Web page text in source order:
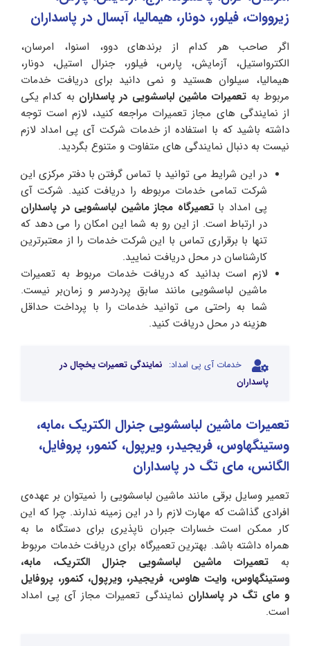
زیرووات، فیلور، دونار، هیمالیا، آبسال در پاسداران
اگر صاحب هر کدام از برندهای دوو، اسنوا، امرسان،
الکترواستیل، آزمایش، پارس، فیلور، جنرال استیل، دونار،
هیمالیا، سیلوان هستید و نمی دانید برای دریافت خدمات
مربوط به تعمیرات ماشین لباسشویی در پاسداران به کدام یکی
از نمایندگی های مجاز تعمیرات مراجعه کنید، لازم است توجه
داشته باشید که با استفاده از خدمات شرکت آی پی امداد لازم
نیست به دنبال نمایندگی های متفاوت و متنوع بگردید.
در این شرایط می توانید با تماس گرفتن با دفتر مرکزی این
شرکت تمامی خدمات مربوطه را دریافت کنید. شرکت آی
پی امداد باتعمیرگاه مجاز ماشین لباسشویی در پاسداران
در ارتباط است. از این رو به شما این امکان را می دهد که
تنها با برقراری تماس با این شرکت خدمات را از معتبرترین
کارشناسان در محل دریافت نمایید.
لازم است بدانید که دریافت خدمات مربوط به تعمیرات
ماشین لباسشویی مانند سابق پردردسر و زمان‌بر نیست.
شما به راحتی می توانید خدمات را با پرداخت حداقل
هزینه در محل دریافت کنید.
خدمات آی پی امداد: نمایندگی تعمیرات یخچال در
پاسداران
تعمیرات ماشین لباسشویی جنرال الکتریک ،مابه،
وستینگهاوس، فریجیدر، ویرپول، کنمور، پروفایل،
الگانس، مای تگ در پاسداران
تعمیر وسایل برقی مانند ماشین لباسشویی را نمیتوان بر عهده‌ی
افرادی گذاشت که مهارت لازم را در این زمینه ندارند. چرا که این
کار ممکن است خسارات جبران ناپذیری برای دستگاه ما به
همراه داشته باشد. بهترین تعمیرگاه برای دریافت خدمات مربوط
به تعمیرات ماشین لباسشویی جنرال الکتریک، مابه،
وستینگهاوس، وایت هاوس، فریجیدر، ویرپول، کنمور، پروفایل
و مای تگ در پاسداران نمایندگی تعمیرات مجاز آی پی امداد
است.